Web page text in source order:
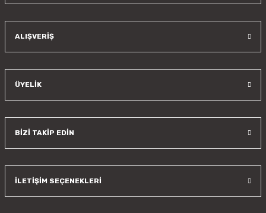
ALIŞVERİŞ
ÜYELİK
BİZİ TAKİP EDİN
İLETİŞİM SEÇENEKLERİ